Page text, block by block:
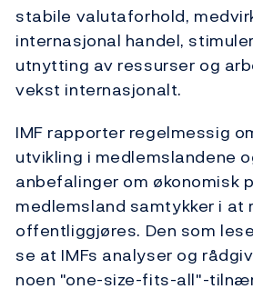
stabile valutaforhold,
internasjonal handel,
utnytting av ressurser og
vekst internasjonalt.
IMF rapporter regelmessig
utvikling i medlemslandene
anbefalinger om økonomisk
medlemsland samtykker i at
offentliggjøres. Den som
se at IMFs analyser og
noen "one-size-fits-all"-